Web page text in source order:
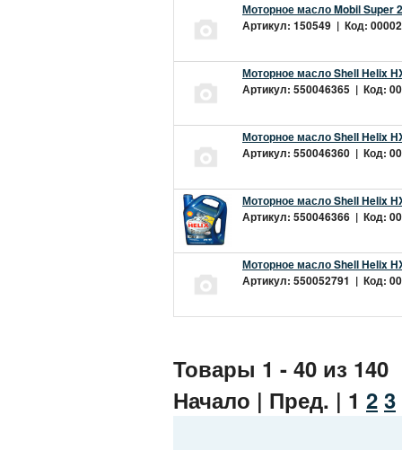
Моторное масло Mobil Super
Артикул: 150549 | Код:
Моторное масло Shell Helix
Артикул: 550046365 | Код:
Моторное масло Shell Helix
Артикул: 550046360 | Код:
Моторное масло Shell Helix
Артикул: 550046366 | Код:
Моторное масло Shell Helix
Артикул: 550052791 | Код:
Товары 1 - 40 из 140
Начало | Пред. | 1 2 3